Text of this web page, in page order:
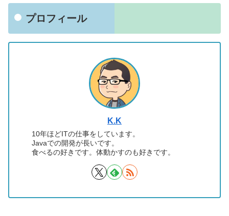
プロフィール
K.K
10年ほどITの仕事をしています。
Javaでの開発が長いです。
食べるの好きです。体動かすのも好きです。